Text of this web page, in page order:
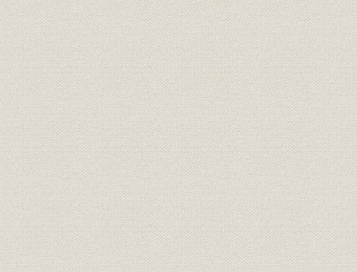
広告宣伝
「普通養老保険案内」「特別養
老保険案内」
[大正4年
売上 主な収入
明治27年
年度(1926
資産 資産内訳
明治27年
年度(1926
資産;業界 資産規模の比較
大正2年度
度(1926年